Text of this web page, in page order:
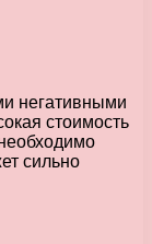
негативными
стоимость
сильно